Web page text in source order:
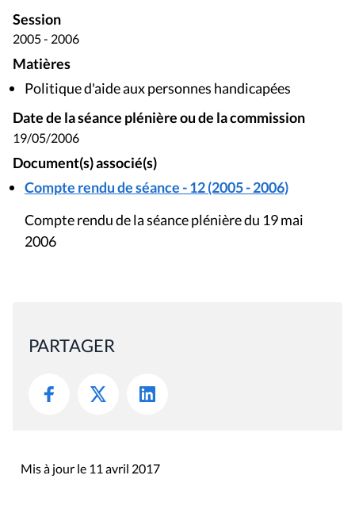
Session
2005 - 2006
Matières
Politique d'aide aux personnes handicapées
Date de la séance plénière ou de la commission
19/05/2006
Document(s) associé(s)
Compte rendu de séance - 12 (2005 - 2006)
Compte rendu de la séance plénière du 19 mai
2006
PARTAGER
Mis à jour le 11 avril 2017